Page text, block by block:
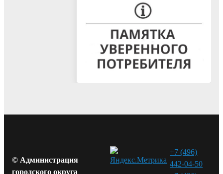
© Администрация
городского округа
+7 (496)
442-04-50